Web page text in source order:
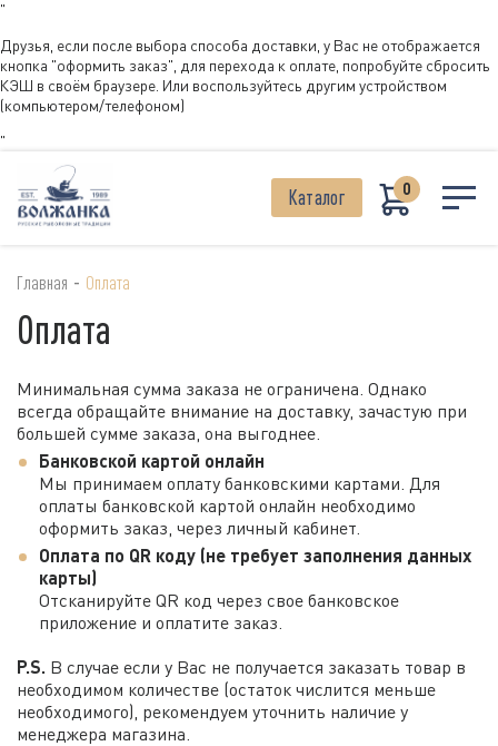
"
Друзья, если после выбора способа доставки, у Вас не отображается
кнопка "оформить заказ", для перехода к оплате, попробуйте сбросить
КЭШ в своём браузере. Или воспользуйтесь другим устройством
(компьютером/телефоном)
"
Каталог 0
Главная - Оплата
Оплата
Минимальная сумма заказа не ограничена. Однако
всегда обращайте внимание на доставку, зачастую при
большей сумме заказа, она выгоднее.
Банковской картой онлайн
Мы принимаем оплату банковскими картами. Для
оплаты банковской картой онлайн необходимо
оформить заказ, через личный кабинет.
Оплата по QR коду (не требует заполнения данных
карты)
Отсканируйте QR код через свое банковское
приложение и оплатите заказ.
P.S. В случае если у Вас не получается заказать товар в
необходимом количестве (остаток числится меньше
необходимого), рекомендуем уточнить наличие у
менеджера магазина.